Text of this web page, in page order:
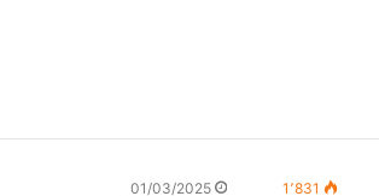
1٬831 01/03/2025